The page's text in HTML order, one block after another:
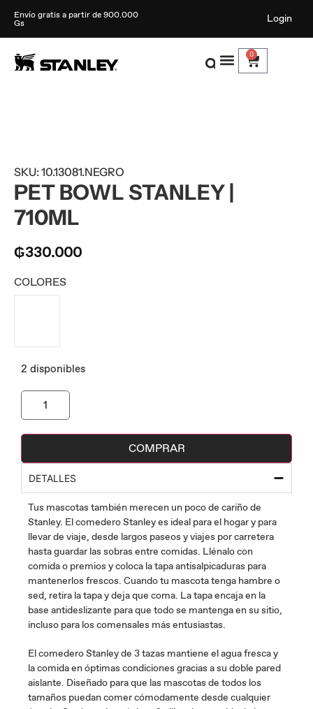
Envío gratis a partir de 900.000
Gs
Login
0
SKU: 10.13081.NEGRO
PET BOWL STANLEY |
710ML
₲330.000
COLORES
2 disponibles
COMPRAR
DETALLES
Tus mascotas también merecen un poco de cariño de
Stanley. El comedero Stanley es ideal para el hogar y para
llevar de viaje, desde largos paseos y viajes por carretera
hasta guardar las sobras entre comidas. Llénalo con
comida o premios y coloca la tapa antisalpicaduras para
mantenerlos frescos. Cuando tu mascota tenga hambre o
sed, retira la tapa y deja que coma. La tapa encaja en la
base antideslizante para que todo se mantenga en su sitio,
incluso para los comensales más entusiastas.
El comedero Stanley de 3 tazas mantiene el agua fresca y
la comida en óptimas condiciones gracias a su doble pared
aislante. Diseñado para que las mascotas de todos los
tamaños puedan comer cómodamente desde cualquier